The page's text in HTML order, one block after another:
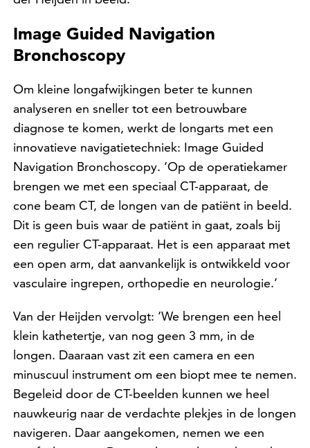
Image Guided Navigation
Bronchoscopy
Om kleine longafwijkingen beter te kunnen
analyseren en sneller tot een betrouwbare
diagnose te komen, werkt de longarts met een
innovatieve navigatietechniek: Image Guided
Navigation Bronchoscopy. ‘Op de operatiekamer
brengen we met een speciaal CT-apparaat, de
cone beam CT, de longen van de patiënt in beeld.
Dit is geen buis waar de patiënt in gaat, zoals bij
een regulier CT-apparaat. Het is een apparaat met
een open arm, dat aanvankelijk is ontwikkeld voor
vasculaire ingrepen, orthopedie en neurologie.’
Van der Heijden vervolgt: ‘We brengen een heel
klein kathetertje, van nog geen 3 mm, in de
longen. Daaraan vast zit een camera en een
minuscuul instrument om een biopt mee te nemen.
Begeleid door de CT-beelden kunnen we heel
nauwkeurig naar de verdachte plekjes in de longen
navigeren. Daar aangekomen, nemen we een